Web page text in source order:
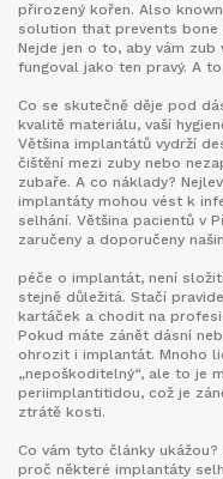
přirozený kořen. Also
solution that prevents
Nejde jen o to, aby vám
fungoval jako ten pravý. A
Co se skutečně děje pod
kvalitě materiálu, vaší
Většina implantátů vydrží
čištění mezi zuby nebo
zubaře. A co náklady?
implantáty mohou vést k
selhání. Většina pacientů v
zaručeny a doporučeny
péče o implantát, není
stejně důležitá. Stačí
kartáček a chodit na
Pokud máte zánět dásní
ohrozit i implantát. Mnoho
„nepoškoditelný“, ale to je
periimplantitidou, což je
ztrátě kosti.
Co vám tyto články
proč některé implantáty